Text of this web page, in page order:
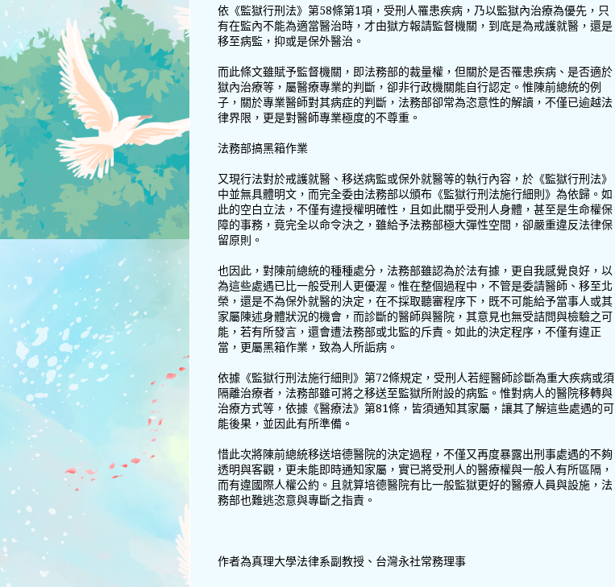
依《監獄行刑法》第58條第1項，受刑人罹患疾病，乃以監獄內治療為優先，只
有在監內不能為適當醫治時，才由獄方報請監督機關，到底是為戒護就醫，還是
移至病監，抑或是保外醫治。
而此條文雖賦予監督機關，即法務部的裁量權，但關於是否罹患疾病、是否適於
獄內治療等，屬醫療專業的判斷，卻非行政機關能自行認定。惟陳前總統的例
子，關於專業醫師對其病症的判斷，法務部卻常為恣意性的解讀，不僅已逾越法
律界限，更是對醫師專業極度的不尊重。
法務部搞黑箱作業
又現行法對於戒護就醫、移送病監或保外就醫等的執行內容，於《監獄行刑法》
中並無具體明文，而完全委由法務部以頒布《監獄行刑法施行細則》為依歸。如
此的空白立法，不僅有違授權明確性，且如此關乎受刑人身體，甚至是生命權保
障的事務，竟完全以命令決之，雖給予法務部極大彈性空間，卻嚴重違反法律保
留原則。
也因此，對陳前總統的種種處分，法務部雖認為於法有據，更自我感覺良好，以
為這些處遇已比一般受刑人更優渥。惟在整個過程中，不管是委請醫師、移至北
榮，還是不為保外就醫的決定，在不採取聽審程序下，既不可能給予當事人或其
家屬陳述身體狀況的機會，而診斷的醫師與醫院，其意見也無受詰問與檢驗之可
能，若有所發言，還會遭法務部或北監的斥責。如此的決定程序，不僅有違正
當，更屬黑箱作業，致為人所詬病。
依據《監獄行刑法施行細則》第72條規定，受刑人若經醫師診斷為重大疾病或須
隔離治療者，法務部雖可將之移送至監獄所附設的病監。惟對病人的醫院移轉與
治療方式等，依據《醫療法》第81條，皆須通知其家屬，讓其了解這些處遇的可
能後果，並因此有所準備。
惜此次將陳前總統移送培德醫院的決定過程，不僅又再度暴露出刑事處遇的不夠
透明與客觀，更未能即時通知家屬，實已將受刑人的醫療權與一般人有所區隔，
而有違國際人權公約。且就算培德醫院有比一般監獄更好的醫療人員與設施，法
務部也難逃恣意與專斷之指責。
作者為真理大學法律系副教授、台灣永社常務理事